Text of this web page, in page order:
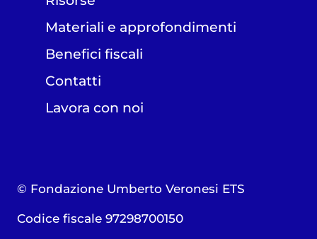
Materiali e approfondimenti
Benefici fiscali
Contatti
Lavora con noi
© Fondazione Umberto Veronesi ETS
Codice fiscale 97298700150